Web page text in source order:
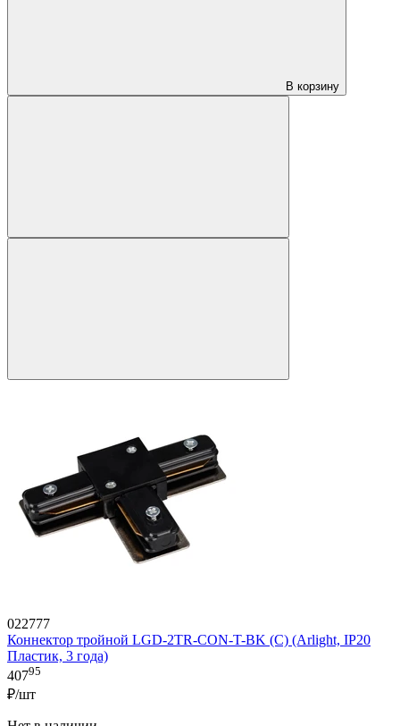
В корзину
022777
Коннектор тройной LGD-2TR-CON-T-BK (C) (Arlight, IP20
Пластик, 3 года)
40795
₽/шт